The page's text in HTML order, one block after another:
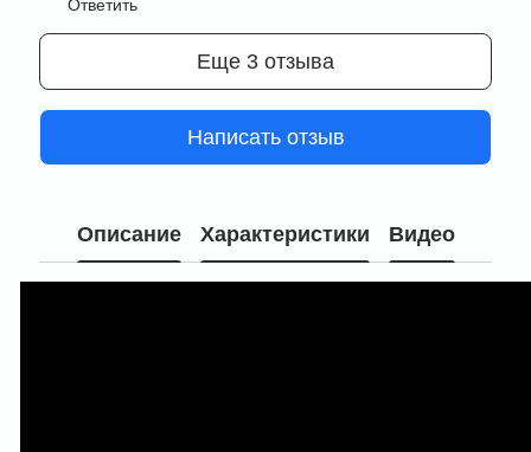
Ответить
Еще 3 отзыва
Написать отзыв
Описание Характеристики Видео